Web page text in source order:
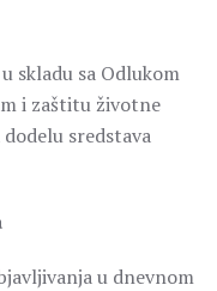
skladu sa Odlukom
i zaštitu životne
sredstava
u dnevnom